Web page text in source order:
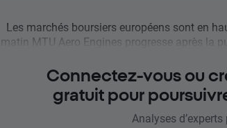
Les marchés boursiers européens sont en
matin MTU Aero Engines progresse après la
Connectez-vous ou
gratuit pour
Analyses